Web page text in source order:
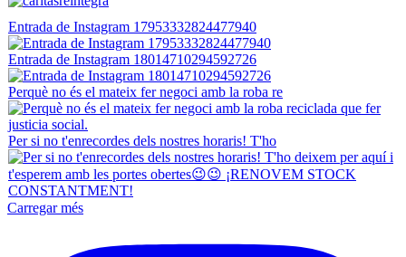
Entrada de Instagram 17953332824477940
Entrada de Instagram 18014710294592726
Perquè no és el mateix fer negoci amb la roba re
Per si no t'enrecordes dels nostres horaris! T'ho
Carregar més